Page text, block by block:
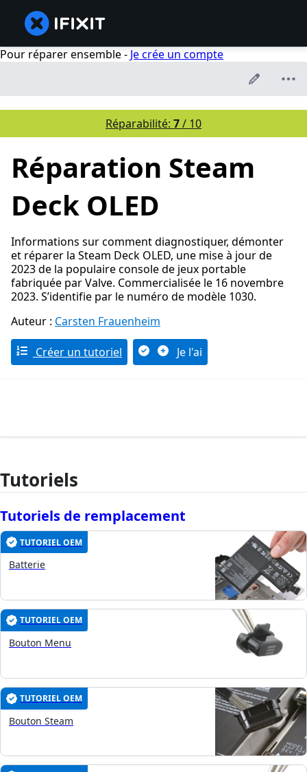
Pour réparer ensemble - Je crée un compte
Réparabilité: 7/ 10
Réparation Steam
Deck OLED
Informations sur comment diagnostiquer, démonter
et réparer la Steam Deck OLED, une mise à jour de
2023 de la populaire console de jeux portable
fabriquée par Valve. Commercialisée le 16 novembre
2023. S’identifie par le numéro de modèle 1030.
Auteur : Carsten Frauenheim
Créer un tutoriel Je l'ai
Tutoriels
Tutoriels de remplacement
TUTORIEL OEM
Batterie
TUTORIEL OEM
Bouton Menu
TUTORIEL OEM
Bouton Steam